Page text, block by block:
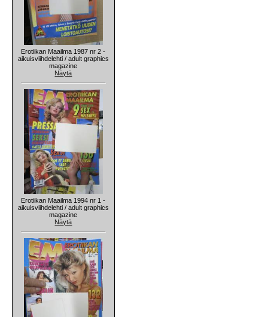
Erotiikan Maailma 1987 nr 2 -
aikuisviihdelehti / adult graphics
magazine
Näytä
Erotiikan Maailma 1994 nr 1 -
aikuisviihdelehti / adult graphics
magazine
Näytä